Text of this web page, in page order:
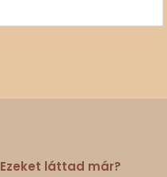
Ezeket láttad már?